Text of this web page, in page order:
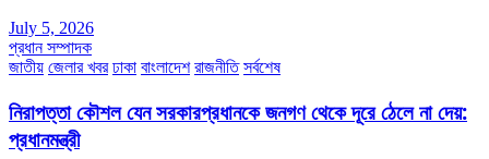
July 5, 2026
প্রধান সম্পাদক
জাতীয় জেলার খবর ঢাকা বাংলাদেশ রাজনীতি সর্বশেষ
নিরাপত্তা কৌশল যেন সরকারপ্রধানকে জনগণ থেকে দূরে ঠেলে না দেয়:
প্রধানমন্ত্রী